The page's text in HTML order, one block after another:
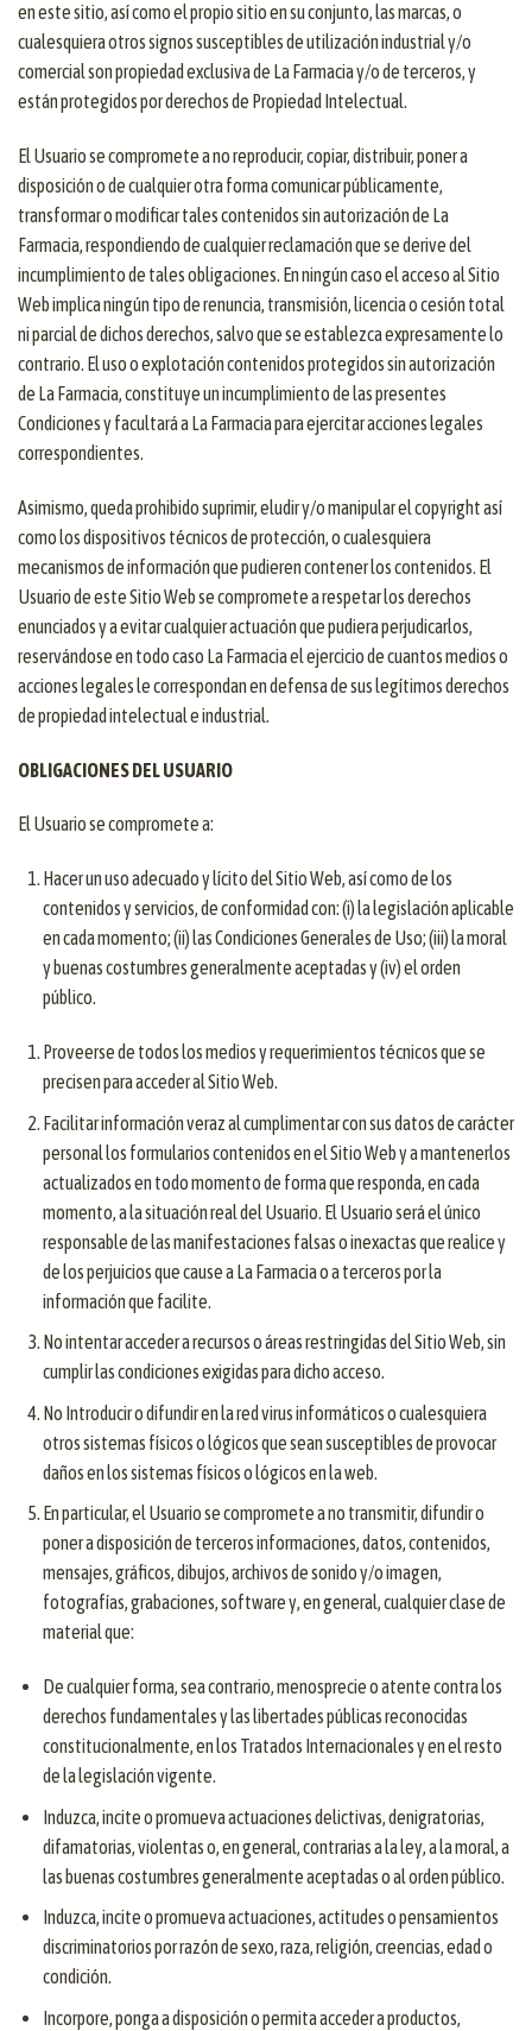
en este sitio, así como el propio sitio en su conjunto, las marcas, o
cualesquiera otros signos susceptibles de utilización industrial y/o
comercial son propiedad exclusiva de La Farmacia y/o de terceros, y
están protegidos por derechos de Propiedad Intelectual.
El Usuario se compromete a no reproducir, copiar, distribuir, poner a
disposición o de cualquier otra forma comunicar públicamente,
transformar o modificar tales contenidos sin autorización de La
Farmacia, respondiendo de cualquier reclamación que se derive del
incumplimiento de tales obligaciones. En ningún caso el acceso al Sitio
Web implica ningún tipo de renuncia, transmisión, licencia o cesión total
ni parcial de dichos derechos, salvo que se establezca expresamente lo
contrario. El uso o explotación contenidos protegidos sin autorización
de La Farmacia, constituye un incumplimiento de las presentes
Condiciones y facultará a La Farmacia para ejercitar acciones legales
correspondientes.
Asimismo, queda prohibido suprimir, eludir y/o manipular el copyright así
como los dispositivos técnicos de protección, o cualesquiera
mecanismos de información que pudieren contener los contenidos. El
Usuario de este Sitio Web se compromete a respetar los derechos
enunciados y a evitar cualquier actuación que pudiera perjudicarlos,
reservándose en todo caso La Farmacia el ejercicio de cuantos medios o
acciones legales le correspondan en defensa de sus legítimos derechos
de propiedad intelectual e industrial.
OBLIGACIONES DEL USUARIO
El Usuario se compromete a:
Hacer un uso adecuado y lícito del Sitio Web, así como de los
contenidos y servicios, de conformidad con: (i) la legislación aplicable
en cada momento; (ii) las Condiciones Generales de Uso; (iii) la moral
y buenas costumbres generalmente aceptadas y (iv) el orden
público.
Proveerse de todos los medios y requerimientos técnicos que se
precisen para acceder al Sitio Web.
Facilitar información veraz al cumplimentar con sus datos de carácter
personal los formularios contenidos en el Sitio Web y a mantenerlos
actualizados en todo momento de forma que responda, en cada
momento, a la situación real del Usuario. El Usuario será el único
responsable de las manifestaciones falsas o inexactas que realice y
de los perjuicios que cause a La Farmacia o a terceros por la
información que facilite.
No intentar acceder a recursos o áreas restringidas del Sitio Web, sin
cumplir las condiciones exigidas para dicho acceso.
No Introducir o difundir en la red virus informáticos o cualesquiera
otros sistemas físicos o lógicos que sean susceptibles de provocar
daños en los sistemas físicos o lógicos en la web.
En particular, el Usuario se compromete a no transmitir, difundir o
poner a disposición de terceros informaciones, datos, contenidos,
mensajes, gráficos, dibujos, archivos de sonido y/o imagen,
fotografías, grabaciones, software y, en general, cualquier clase de
material que:
De cualquier forma, sea contrario, menosprecie o atente contra los
derechos fundamentales y las libertades públicas reconocidas
constitucionalmente, en los Tratados Internacionales y en el resto
de la legislación vigente.
Induzca, incite o promueva actuaciones delictivas, denigratorias,
difamatorias, violentas o, en general, contrarias a la ley, a la moral, a
las buenas costumbres generalmente aceptadas o al orden público.
Induzca, incite o promueva actuaciones, actitudes o pensamientos
discriminatorios por razón de sexo, raza, religión, creencias, edad o
condición.
Incorpore, ponga a disposición o permita acceder a productos,